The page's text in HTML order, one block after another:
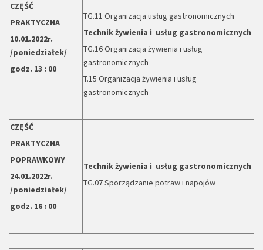
CZĘŚĆ
PRAKTYCZNA
10.01.2022r.
/poniedziałek/
godz. 13 : 00
TG.11 Organizacja usług gastronomicznych
Technik żywienia i usług gastronomicznych
TG.16 Organizacja żywienia i usług
gastronomicznych
T.15 Organizacja żywienia i usług
gastronomicznych
CZĘŚĆ
PRAKTYCZNA
POPRAWKOWY
24.01.2022r.
/poniedziałek/
godz. 16 : 00
Technik żywienia i usług gastronomicznych
TG.07 Sporządzanie potraw i napojów